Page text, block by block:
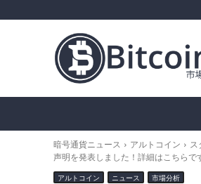
暗号通貨ニュース アルトコイン
ス
声明を発表しました！詳細はこちらで
アルトコイン ニュース 市場分析